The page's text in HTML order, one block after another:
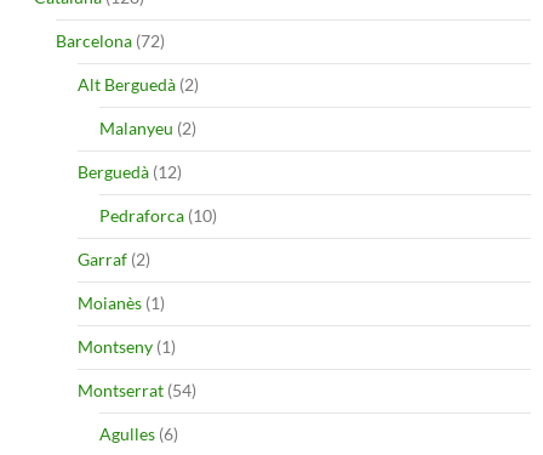
Barcelona (72)
Alt Berguedà (2)
Malanyeu (2)
Berguedà (12)
Pedraforca (10)
Garraf (2)
Moianès (1)
Montseny (1)
Montserrat (54)
Agulles (6)